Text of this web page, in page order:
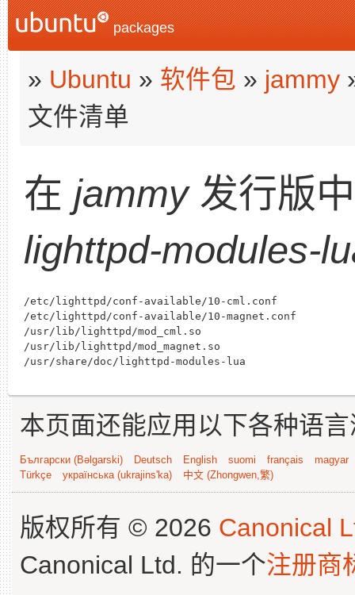
packages
» Ubuntu » 软件包 » jammy
文件清单
在 jammy发行版
lighttpd-modules-
/etc/lighttpd/conf-available/10-cml.conf
/etc/lighttpd/conf-available/10-magnet.conf
/usr/lib/lighttpd/mod_cml.so
/usr/lib/lighttpd/mod_magnet.so
本页面还能应用以下各种语
Български (Bəlgarski) Deutsch English suomi français
magyar
Türkçe
українська (ukrajins'ka) 中文 (Zhongwen,繁)
版权所有 © 2026 Canonical
Canonical Ltd. 的一个注册商